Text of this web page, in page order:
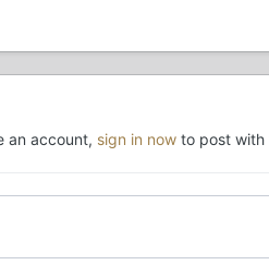
an account, sign in now to post with